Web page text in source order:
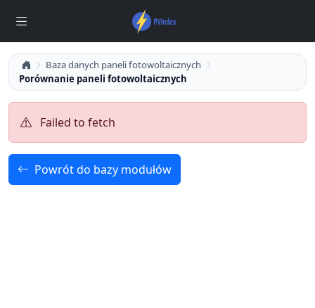
Baza danych paneli fotowoltaicznych
Porównanie paneli fotowoltaicznych
Failed to fetch
Powrót do bazy modułów